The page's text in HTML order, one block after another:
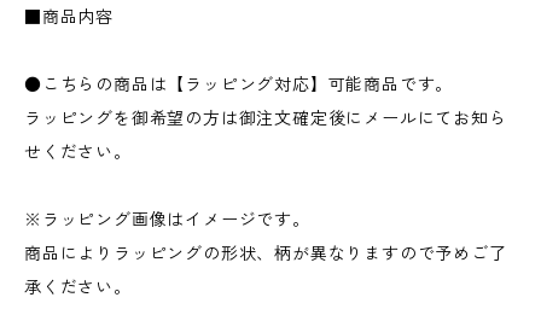
■商品内容
●こちらの商品は【ラッピング対応】可能商品です。
ラッピングを御希望の方は御注文確定後にメールにてお知ら
せください。
※ラッピング画像はイメージです。
商品によりラッピングの形状、柄が異なりますので予めご了
承ください。